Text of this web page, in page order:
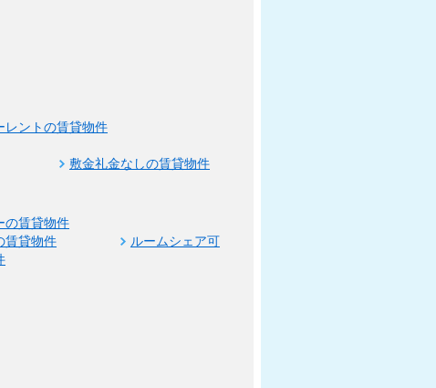
レントの賃貸物件
敷金礼金なしの賃貸物件
の賃貸物件
賃貸物件
ルームシェア可